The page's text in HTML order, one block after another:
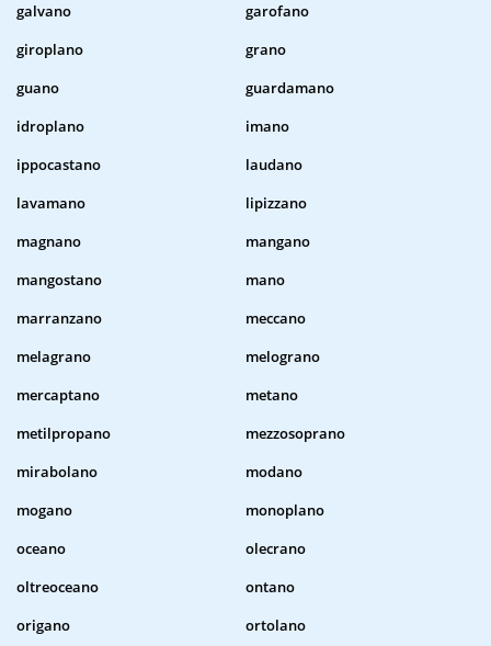
galvano
garofano
giroplano
grano
guano
guardamano
idroplano
imano
ippocastano
laudano
lavamano
lipizzano
magnano
mangano
mangostano
mano
marranzano
meccano
melagrano
melograno
mercaptano
metano
metilpropano
mezzosoprano
mirabolano
modano
mogano
monoplano
oceano
olecrano
oltreoceano
ontano
origano
ortolano